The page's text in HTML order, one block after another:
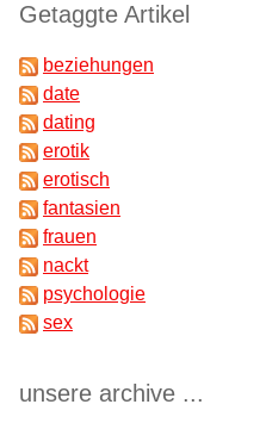
Getaggte Artikel
beziehungen
date
dating
erotik
erotisch
fantasien
frauen
nackt
psychologie
sex
unsere archive ...